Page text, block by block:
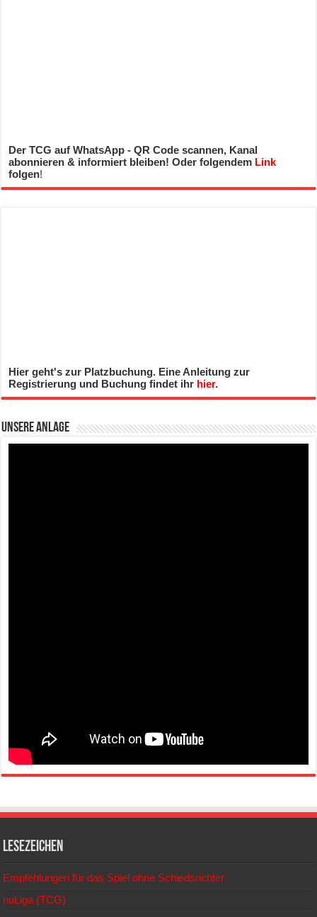
Der TCG auf WhatsApp - QR Code scannen, Kanal
abonnieren & informiert bleiben! Oder folgendem Link
folgen!
Hier geht's zur Platzbuchung. Eine Anleitung zur
Registrierung und Buchung findet ihr hier.
Unsere Anlage
Lesezeichen
Empfehlungen für das Spiel ohne Schiedsrichter
nuLiga (TCG)